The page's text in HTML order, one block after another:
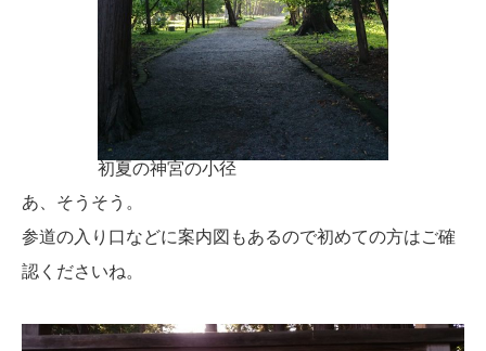
初夏の神宮の小径
あ、そうそう。
参道の入り口などに案内図もあるので初めての方はご確
認くださいね。